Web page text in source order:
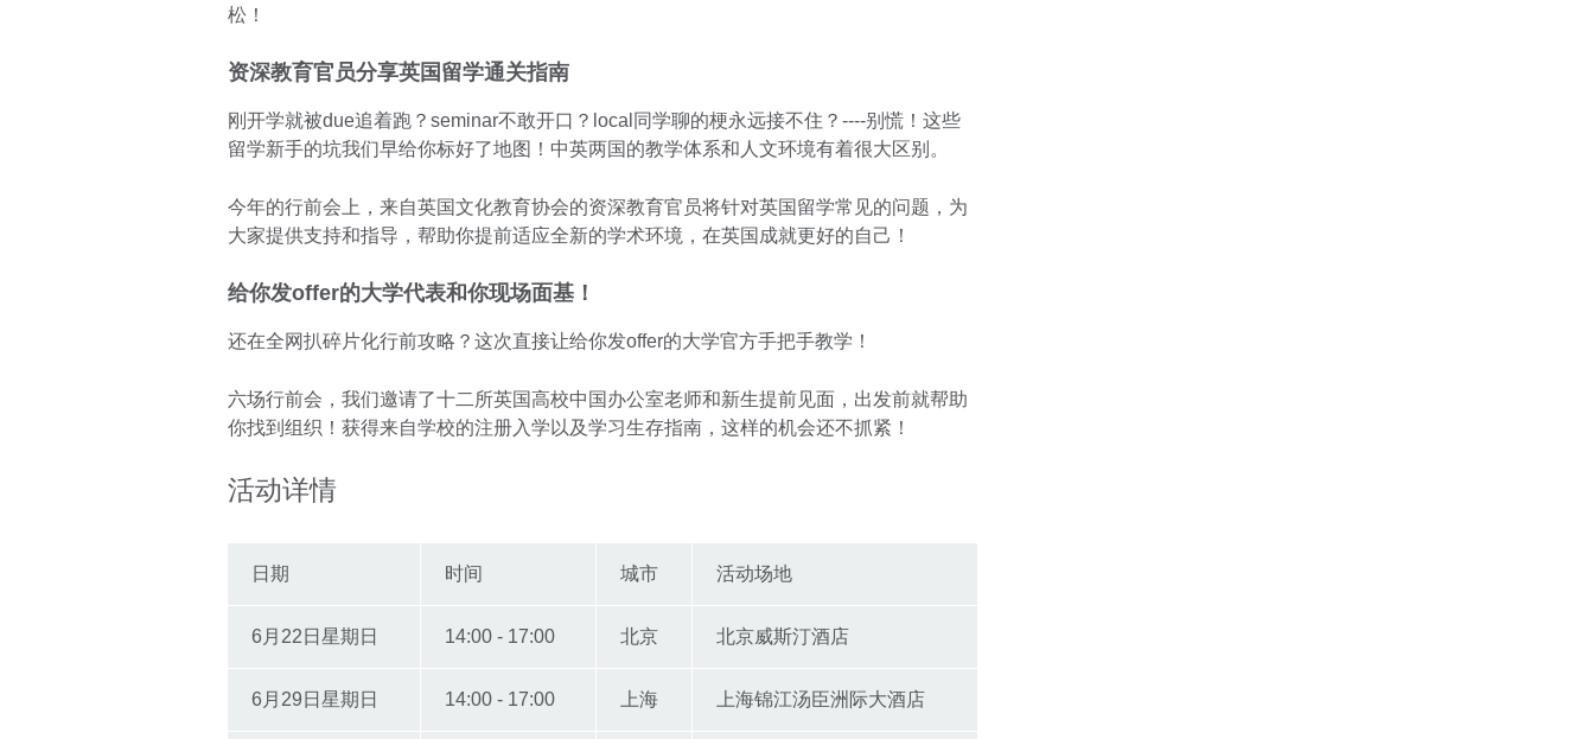
松！
资深教育官员分享英国留学通关指南
刚开学就被due追着跑？seminar不敢开口？local同学聊的梗永远接不住？----别慌！这些
留学新手的坑我们早给你标好了地图！中英两国的教学体系和人文环境有着很大区别。
今年的行前会上，来自英国文化教育协会的资深教育官员将针对英国留学常见的问题，为
大家提供支持和指导，帮助你提前适应全新的学术环境，在英国成就更好的自己！
给你发offer的大学代表和你现场面基！
还在全网扒碎片化行前攻略？这次直接让给你发offer的大学官方手把手教学！
六场行前会，我们邀请了十二所英国高校中国办公室老师和新生提前见面，出发前就帮助
你找到组织！获得来自学校的注册入学以及学习生存指南，这样的机会还不抓紧！
活动详情
日期 时间 城市 活动场地
6月22日星期日 14:00 - 17:00 北京 北京威斯汀酒店
6月29日星期日 14:00 - 17:00 上海 上海锦江汤臣洲际大酒店